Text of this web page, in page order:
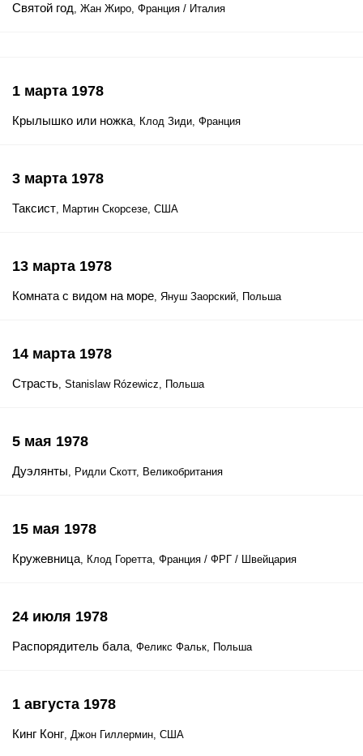
Святой год, Жан Жиро, Франция / Италия
1 марта 1978
Крылышко или ножка, Клод Зиди, Франция
3 марта 1978
Таксист, Мартин Скорсезе, США
13 марта 1978
Комната с видом на море, Януш Заорский, Польша
14 марта 1978
Страсть, Stanislaw Rózewicz, Польша
5 мая 1978
Дуэлянты, Ридли Скотт, Великобритания
15 мая 1978
Кружевница, Клод Горетта, Франция / ФРГ / Швейцария
24 июля 1978
Распорядитель бала, Феликс Фальк, Польша
1 августа 1978
Кинг Конг, Джон Гиллермин, США